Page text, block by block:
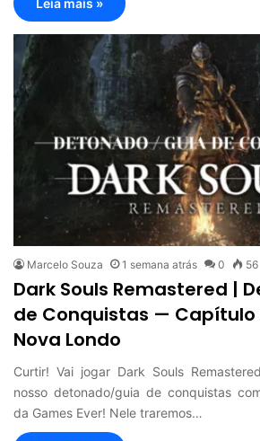
Leia mais »
Marcelo Souza 1 semana atrás 0 56
Dark Souls Remastered |
de Conquistas — Capítulo
Nova Londo
Curtir! Vai jogar Dark Souls
nosso detonado/guia de conquistas
da Games Ever! Nele traremos…